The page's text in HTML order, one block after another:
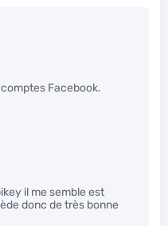
Facebook.
il me semble est
donc de très bonne